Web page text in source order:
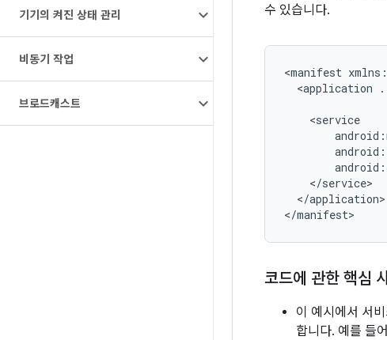
기기의 켜진 상태 관리
비동기 작업
브로드캐스트
수 있습니다.
<manifest
<application
</application>
코드에 관한 핵심
이 예시에서 서
합니다. 예를 들